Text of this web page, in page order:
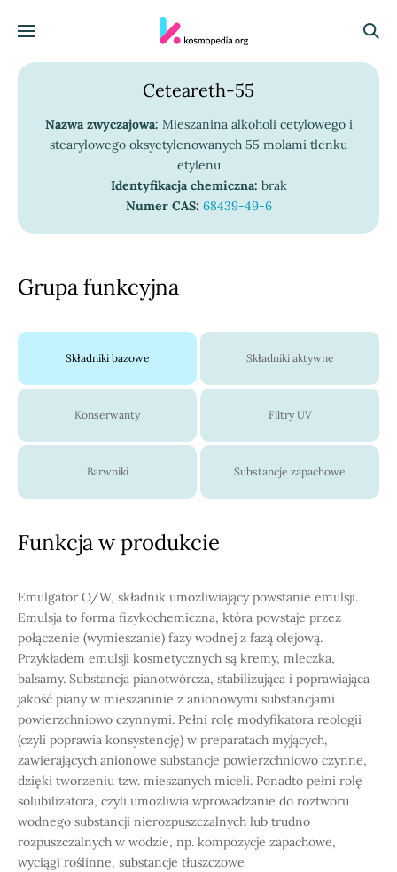
Menu
Ceteareth-55
Nazwa zwyczajowa: Mieszanina alkoholi cetylowego i
stearylowego oksyetylenowanych 55 molami tlenku
etylenu
Identyfikacja chemiczna: brak
Numer CAS: 68439-49-6
Grupa funkcyjna
Składniki bazowe Składniki aktywne
Konserwanty Filtry UV
Barwniki Substancje zapachowe
Funkcja w produkcie
Emulgator O/W, składnik umożliwiający powstanie emulsji.
Emulsja to forma fizykochemiczna, która powstaje przez
połączenie (wymieszanie) fazy wodnej z fazą olejową.
Przykładem emulsji kosmetycznych są kremy, mleczka,
balsamy. Substancja pianotwórcza, stabilizująca i poprawiająca
jakość piany w mieszaninie z anionowymi substancjami
powierzchniowo czynnymi. Pełni rolę modyfikatora reologii
(czyli poprawia konsystencję) w preparatach myjących,
zawierających anionowe substancje powierzchniowo czynne,
dzięki tworzeniu tzw. mieszanych miceli. Ponadto pełni rolę
solubilizatora, czyli umożliwia wprowadzanie do roztworu
wodnego substancji nierozpuszczalnych lub trudno
rozpuszczalnych w wodzie, np. kompozycje zapachowe,
wyciągi roślinne, substancje tłuszczowe